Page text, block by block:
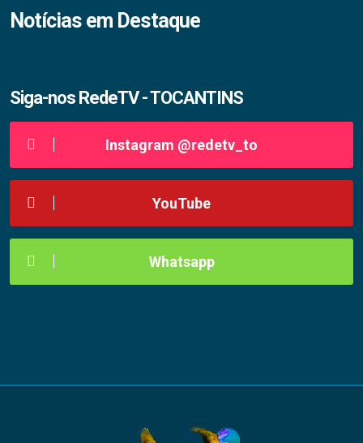
Notícias em Destaque
Siga-nos RedeTV - TOCANTINS
Instagram @redetv_to
YouTube
Whatsapp